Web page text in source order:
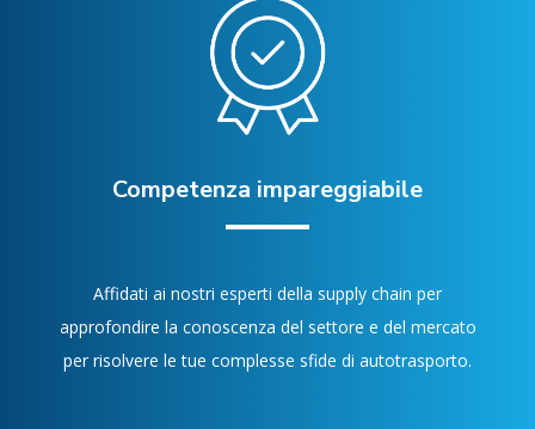
Competenza impareggiabile
Affidati ai nostri esperti della supply chain per
approfondire la conoscenza del settore e del mercato
per risolvere le tue complesse sfide di autotrasporto.